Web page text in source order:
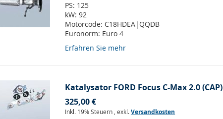
PS: 125
kW:92
Motorcode: C18HDEA|QQDB
Euronorm: Euro 4
Erfahren Sie mehr
Katalysator FORD Focus C-Max 2.0 (CAP)
325,00 €
Inkl. 19% Steuern ,exkl.Versandkosten